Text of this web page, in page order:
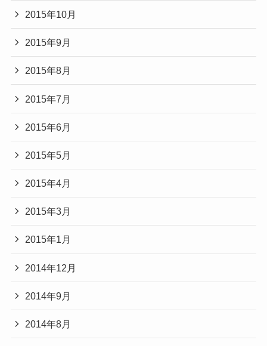
2015年10月
2015年9月
2015年8月
2015年7月
2015年6月
2015年5月
2015年4月
2015年3月
2015年1月
2014年12月
2014年9月
2014年8月